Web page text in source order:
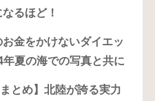
るほど！
お金をかけないダイエッ
年夏の海での写真と共に
とめ】北陸が誇る実力